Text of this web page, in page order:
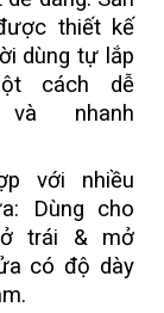
thiết kế
dùng tự lắp
cách dễ
và nhanh
với nhiều
Dùng cho
trái & mở
có độ dày